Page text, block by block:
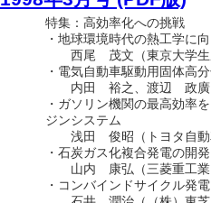
特集：高効率化への挑戦
・地球環境時代の熱工学に
西尾 茂文（東京大学生
・電気自動車駆動用固体高
内田 裕之、渡辺 政廣
・ガソリン機関の最高効率
ジンシステム
浅田 俊昭（トヨタ自動
・石炭ガス化複合発電の開発
山内 康弘（三菱重工業
・コンバインドサイクル発